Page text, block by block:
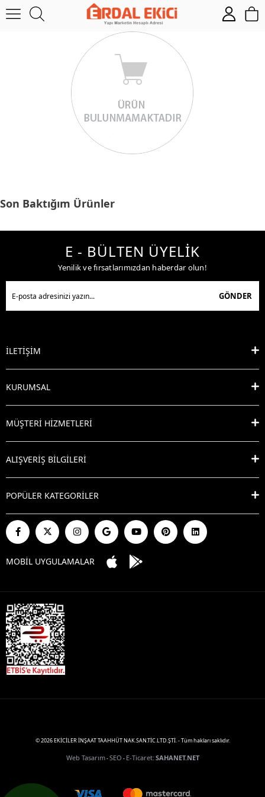
Son Baktığım Ürünler
E - BÜLTEN ÜYELİK
Yenilik ve fırsatlarımızdan haberdar olun!
GÖNDER
İLETİŞİM
KURUMSAL
MÜŞTERİ HİZMETLERİ
ALIŞVERİŞ BİLGİLERİ
POPÜLER KATEGORİLER
MOBİL UYGULAMALAR
© 2026 EKİCİLER İNŞAAT TAAHHÜT NAK.SAN.TİC.LTD.ŞTİ. - Tüm hakları saklıdır.
Web Tasarım-SEO - E-Ticaret: SAHANET.NET